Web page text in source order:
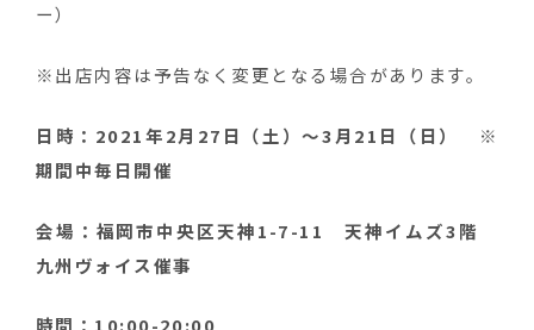
ー）
※出店内容は予告なく変更となる場合があります。
日時：2021年2月27日（土）～3月21日（日） ※
期間中毎日開催
会場：福岡市中央区天神1-7-11 天神イムズ3階
九州ヴォイス催事
時間：10:00-20:00